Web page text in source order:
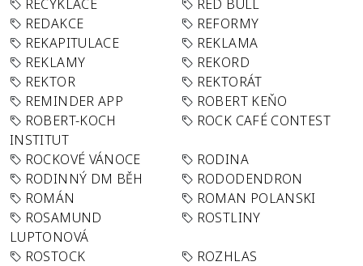
RECYKLACE
RED BULL
REDAKCE
REFORMY
REKAPITULACE
REKLAMA
REKLAMY
REKORD
REKTOR
REKTORÁT
REMINDER APP
ROBERT KEŇO
ROBERT-KOCH
INSTITUT
ROCK CAFÉ CONTEST
ROCKOVÉ VÁNOCE
RODINA
RODINNÝ DM BĚH
RODODENDRON
ROMÁN
ROMAN POLANSKI
ROSAMUND
LUPTONOVÁ
ROSTLINY
ROSTOCK
ROZHLAS